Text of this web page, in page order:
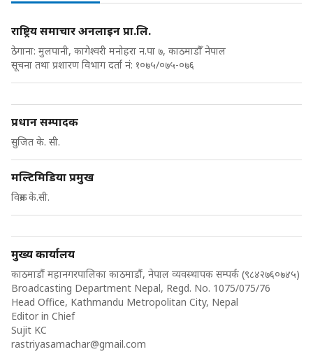
राष्ट्रिय समाचार अनलाइन प्रा.लि.
ठेगाना: मुलपानी, कागेश्वरी मनोहरा न.पा ७, काठमाडौँ नेपाल
सूचना तथा प्रशारण विभाग दर्ता नं: १०७५/०७५-०७६
प्रधान सम्पादक
सुजित के. सी.
मल्टिमिडिया प्रमुख
विक्रम के.सी.
मुख्य कार्यालय
काठमाडौं महानगरपालिका काठमाडौं, नेपाल व्यवस्थापक सम्पर्क (९८४२७६०७४५)
Broadcasting Department Nepal, Regd. No. 1075/075/76
Head Office, Kathmandu Metropolitan City, Nepal
Editor in Chief
Sujit KC
rastriyasamachar@gmail.com